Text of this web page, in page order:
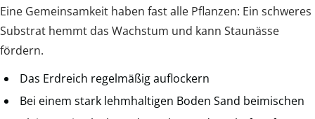
Eine Gemeinsamkeit haben fast alle Pflanzen: Ein schweres
Substrat hemmt das Wachstum und kann Staunässe
fördern.
Das Erdreich regelmäßig auflockern
Bei einem stark lehmhaltigen Boden Sand beimischen